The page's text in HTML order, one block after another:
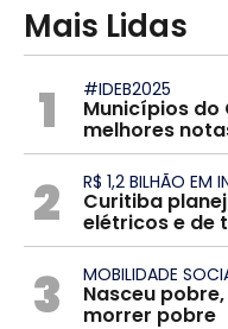
Mais Lidas
1 #IDEB2025
Municípios do
melhores
2 R$ 1,2 BILHÃO EM
Curitiba
elétricos e de
3 MOBILIDADE
Nasceu
morrer pobre